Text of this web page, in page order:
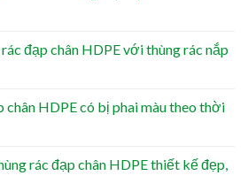
rác đạp chân HDPE với thùng rác nắp
chân HDPE có bị phai màu theo thời
rác đạp chân HDPE thiết kế đẹp,